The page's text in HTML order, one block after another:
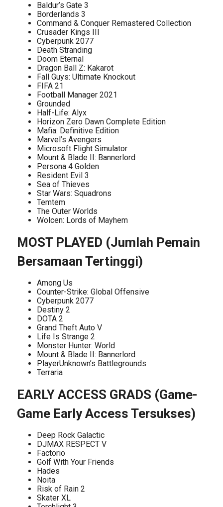
Baldur’s Gate 3
Borderlands 3
Command & Conquer Remastered Collection
Crusader Kings III
Cyberpunk 2077
Death Stranding
Doom Eternal
Dragon Ball Z: Kakarot
Fall Guys: Ultimate Knockout
FIFA 21
Football Manager 2021
Grounded
Half-Life: Alyx
Horizon Zero Dawn Complete Edition
Mafia: Definitive Edition
Marvel’s Avengers
Microsoft Flight Simulator
Mount & Blade II: Bannerlord
Persona 4 Golden
Resident Evil 3
Sea of Thieves
Star Wars: Squadrons
Temtem
The Outer Worlds
Wolcen: Lords of Mayhem
MOST PLAYED (Jumlah Pemain
Bersamaan Tertinggi)
Among Us
Counter-Strike: Global Offensive
Cyberpunk 2077
Destiny 2
DOTA 2
Grand Theft Auto V
Life Is Strange 2
Monster Hunter: World
Mount & Blade II: Bannerlord
PlayerUnknown’s Battlegrounds
Terraria
EARLY ACCESS GRADS (Game-
Game Early Access Tersukses)
Deep Rock Galactic
DJMAX RESPECT V
Factorio
Golf With Your Friends
Hades
Noita
Risk of Rain 2
Skater XL